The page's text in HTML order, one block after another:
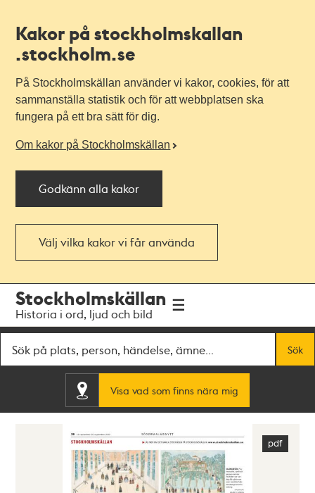
Kakor på stockholmskallan
.stockholm.se
På Stockholmskällan använder vi kakor, cookies, för att
sammanställa statistik och för att webbplatsen ska
fungera på ett bra sätt för dig.
Om kakor på Stockholmskällan
Godkänn alla kakor
Välj vilka kakor vi får använda
navigationen
huvudinnehållet
Stockholmskällan
Historia i ord, ljud och bild
Sök
Visa vad som finns nära mig